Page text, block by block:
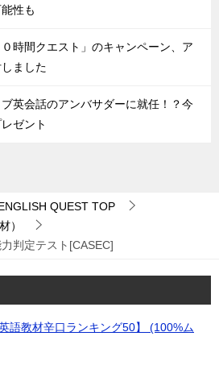
性も
０時間クエスト」のキャンペーン、ア
ました
英会話のアンバサダーに就任！？今
ゼント
QUEST TOP
）
判定テスト[CASEC]
語教材辛口ランキング50】 (100%ム